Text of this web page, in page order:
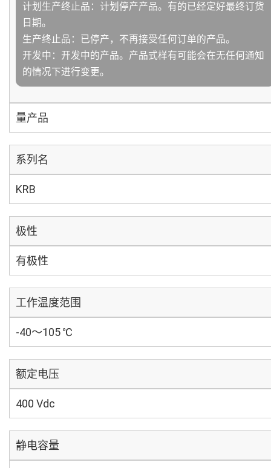
计划生产终止品：计划停产产品。有的已经定好最终订货
日期。
生产终止品：已停产，不再接受任何订单的产品。
开发中：开发中的产品。产品式样有可能会在无任何通知
的情况下进行变更。
量产品
系列名
KRB
极性
有极性
工作温度范围
-40～105 ℃
额定电压
400 Vdc
静电容量